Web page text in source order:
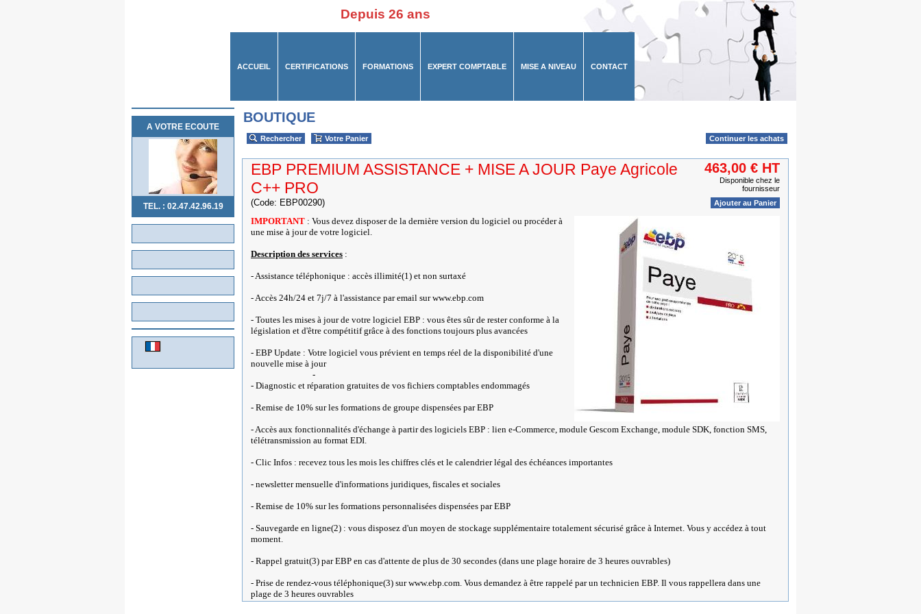
Depuis 26 ans
ACCUEIL CERTIFICATIONS FORMATIONS EXPERT COMPTABLE MISE A NIVEAU CONTACT
A VOTRE ECOUTE
TEL. : 02.47.42.96.19
BOUTIQUE
Rechercher Votre Panier Continuer les achats
EBP PREMIUM ASSISTANCE + MISE A JOUR Paye Agricole
C++ PRO
(Code: EBP00290)
463,00 € HT
Disponible chez le
fournisseur
Ajouter au Panier
IMPORTANT : Vous devez disposer de la dernière version du logiciel ou procéder à
une mise à jour de votre logiciel.
Description des services :
- Assistance téléphonique : accès illimité(1) et non surtaxé
- Accès 24h/24 et 7j/7 à l'assistance par email sur www.ebp.com
- Toutes les mises à jour de votre logiciel EBP : vous êtes sûr de rester conforme à la
législation et d'être compétitif grâce à des fonctions toujours plus avancées
- EBP Update : Votre logiciel vous prévient en temps réel de la disponibilité d'une
nouvelle mise à jour
-
- Diagnostic et réparation gratuites de vos fichiers comptables endommagés
- Remise de 10% sur les formations de groupe dispensées par EBP
- Accès aux fonctionnalités d'échange à partir des logiciels EBP : lien e-Commerce, module Gescom Exchange, module SDK, fonction SMS,
télétransmission au format EDI.
- Clic Infos : recevez tous les mois les chiffres clés et le calendrier légal des échéances importantes
- newsletter mensuelle d'informations juridiques, fiscales et sociales
- Remise de 10% sur les formations personnalisées dispensées par EBP
- Sauvegarde en ligne(2) : vous disposez d'un moyen de stockage supplémentaire totalement sécurisé grâce à Internet. Vous y accédez à tout
moment.
- Rappel gratuit(3) par EBP en cas d'attente de plus de 30 secondes (dans une plage horaire de 3 heures ouvrables)
- Prise de rendez-vous téléphonique(3) sur www.ebp.com. Vous demandez à être rappelé par un technicien EBP. Il vous rappellera dans une
plage de 3 heures ouvrables